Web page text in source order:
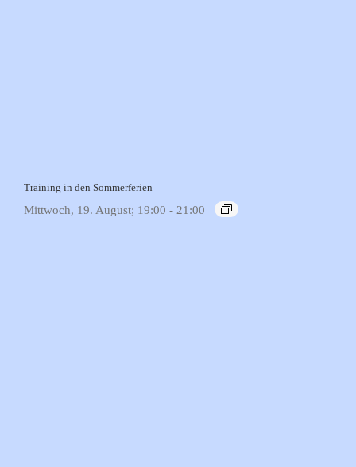
Training in den Sommerferien
Mittwoch, 19. August; 19:00 - 21:00